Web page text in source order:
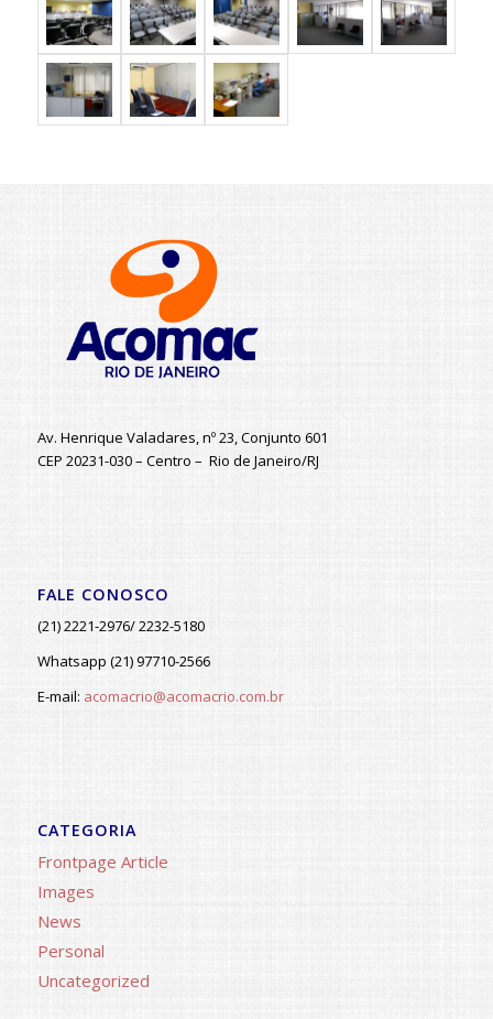
Av. Henrique Valadares, nº 23, Conjunto 601
CEP 20231-030 – Centro – Rio de Janeiro/RJ
FALE CONOSCO
(21) 2221-2976/ 2232-5180
Whatsapp (21) 97710-2566
E-mail: acomacrio@acomacrio.com.br
CATEGORIA
Frontpage Article
Images
News
Personal
Uncategorized